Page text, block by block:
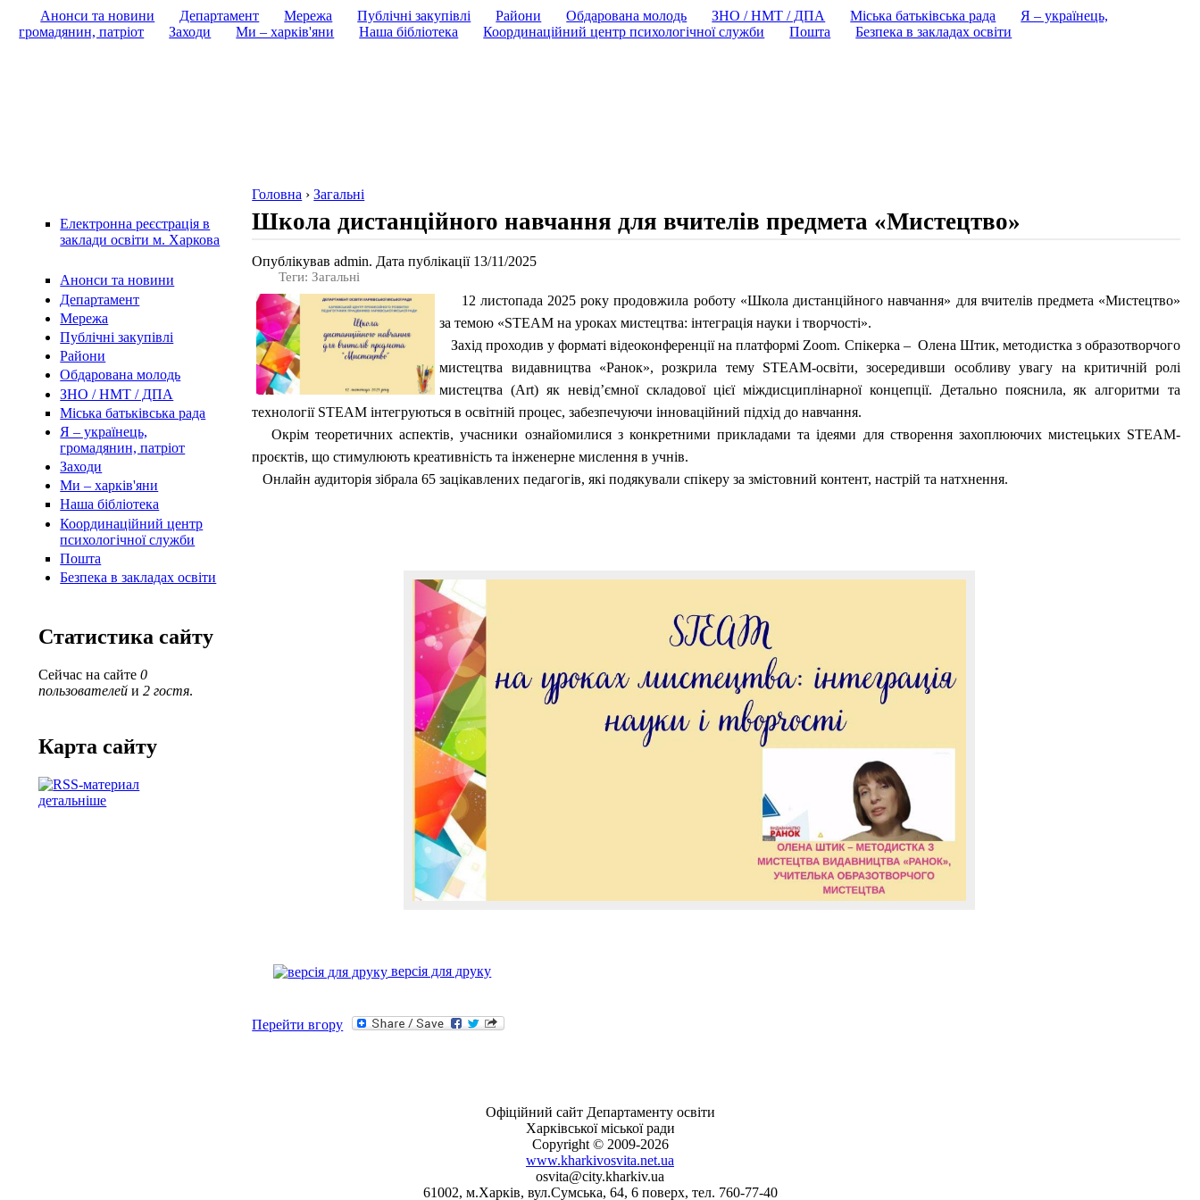
Анонси та новини Департамент Мережа Публічні закупівлі Райони Обдарована молодь ЗНО / НМТ / ДПА Міська батьківська рада
Я – українець,
громадянин, патріот
Заходи Ми – харків'яни Наша бібліотека Координаційний центр психологічної служби Пошта Безпека в закладах освіти
Електронна реєстрація в
заклади освіти м. Харкова
Анонси та новини
Департамент
Мережа
Публічні закупівлі
Райони
Обдарована молодь
ЗНО / НМТ / ДПА
Міська батьківська рада
Я – українець,
громадянин, патріот
Заходи
Ми – харків'яни
Наша бібліотека
Координаційний центр
психологічної служби
Пошта
Безпека в закладах освіти
Статистика сайту
Сейчас на сайте0
пользователей и2 гостя.
Карта сайту
детальніше
Головна ›Загальні
Школа дистанційного навчання для вчителів предмета «Мистецтво»
Опублікував admin. Дата публікації 13/11/2025
Теги: Загальні
12 листопада 2025 року продовжила роботу «Школа дистанційного навчання» для вчителів предмета «Мистецтво»
за темою «STEAM на уроках мистецтва: інтеграція науки і творчості».
Захід проходив у форматі відеоконференції на платформі Zoom. Спікерка – Олена Штик, методистка з образотворчого
мистецтва видавництва «Ранок», розкрила тему STEAM-освіти, зосередивши особливу увагу на критичній ролі
мистецтва (Art) як невід’ємної складової цієї міждисциплінарної концепції. Детально пояснила, як алгоритми та
технології STEAM інтегруються в освітній процес, забезпечуючи інноваційний підхід до навчання.
Окрім теоретичних аспектів, учасники ознайомилися з конкретними прикладами та ідеями для створення захоплюючих мистецьких STEAM-
проєктів, що стимулюють креативність та інженерне мислення в учнів.
Онлайн аудиторія зібрала 65 зацікавлених педагогів, які подякували спікеру за змістовний контент, настрій та натхнення.
версія для друку
Перейти вгору
Офіційний сайт Департаменту освіти
Харківської міської ради
Copyright © 2009-2026
www.kharkivosvita.net.ua
osvita@city.kharkiv.ua
61002, м.Харків, вул.Сумська, 64, 6 поверх, тел. 760-77-40